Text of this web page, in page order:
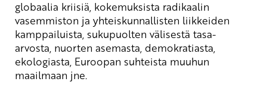
globaalia kriisiä, kokemuksista radikaalin
vasemmiston ja yhteiskunnallisten liikkeiden
kamppailuista, sukupuolten välisestä tasa-
arvosta, nuorten asemasta, demokratiasta,
ekologiasta, Euroopan suhteista muuhun
maailmaan jne.